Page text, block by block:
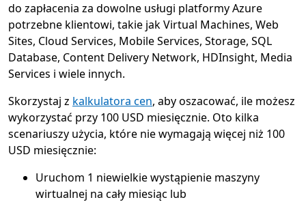
do zapłacenia za dowolne usługi platformy Azure
potrzebne klientowi, takie jak Virtual Machines, Web
Sites, Cloud Services, Mobile Services, Storage, SQL
Database, Content Delivery Network, HDInsight, Media
Services i wiele innych.
Skorzystaj z kalkulatora cen, aby oszacować, ile możesz
wykorzystać przy 100 USD miesięcznie. Oto kilka
scenariuszy użycia, które nie wymagają więcej niż 100
USD miesięcznie:
Uruchom 1 niewielkie wystąpienie maszyny
wirtualnej na cały miesiąc lub